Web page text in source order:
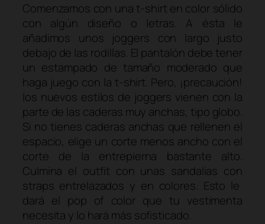
Comenzamos con unat-shirt en color sólido
con algún diseño o letras. A ésta le
añadimos unos joggers con largo justo
debajo de las rodillas. El pantalón debe tener
un estampado de tamaño moderado que
haga juego con la t-shirt. Pero, ¡precaución!
los nuevos estilos de joggers vienen con la
parte de las caderas muy anchas, tipo globo.
Si no tienes caderas anchas que rellenen el
espacio, elige un corte menos ancho con el
corte de la entrepierna bastante alto.
Culmina el outfit con unas sandalias con
straps entrelazados y en colores. Esto le
dará el pop of color que tu vestimenta
necesita y lo hará más sofisticado.